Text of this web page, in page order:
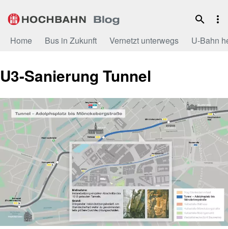
Inhalt
Home Bus in Zukunft Vernetzt unterwegs U-Bahn
U3-Sanierung Tunnel